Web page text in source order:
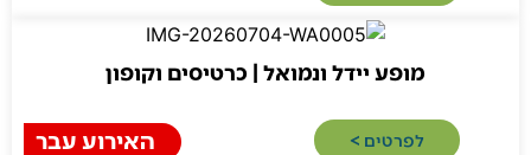
מופע יידל ונמואל | כרטיסים וקופון
לפרטים >​ האירוע עבר